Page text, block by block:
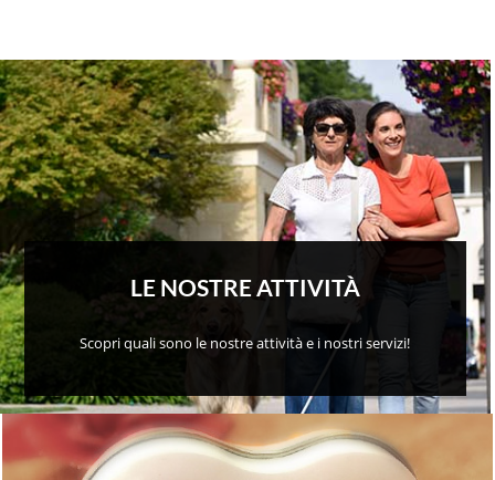
LE NOSTRE ATTIVITÀ
Scopri quali sono le nostre attività e i nostri servizi!